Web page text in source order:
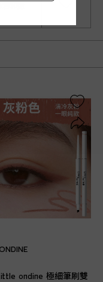
和造
ondine 極細筆刷雙